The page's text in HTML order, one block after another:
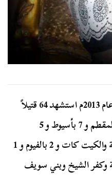
خلال الفترة بين 26 يونيو و1 يوليو عام 2013م استشهد 64 قتيلاً
منهم 26 في بين السرايات و 12 بالمقطم و 7 بأسيوط و 5
بالإسكندرية و 3 بكل من الدقهلية والكيت كات و 2 بالفيوم و 1
وكفر الشيخ وبني سويف